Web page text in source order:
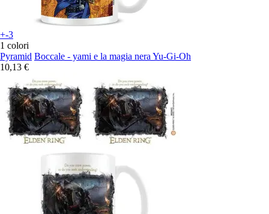
+-3
1 colori
Pyramid Boccale - yami e la magia nera Yu-Gi-Oh
10,13 €